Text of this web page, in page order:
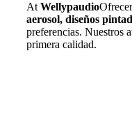
AtWellypaudio
aerosol, diseños
preferencias. Nuestros
primera calidad.